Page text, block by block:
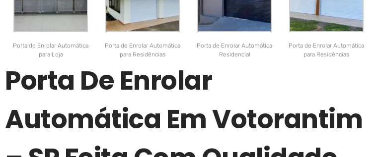
Porta de Enrolar Automática
para Loja
Porta de Enrolar Automática
para Residências
Porta de Enrolar Automática
Residencial
Porta de Enrolar Automática
para Residências
Porta De Enrolar
Automática Em Votorantim